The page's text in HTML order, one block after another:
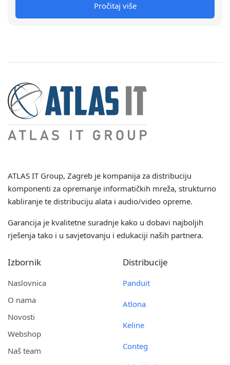
Pročitaj više
ATLAS IT Group, Zagreb je kompanija za distribuciju
komponenti za opremanje informatičkih mreža, strukturno
kabliranje te distribuciju alata i audio/video opreme.
Garancija je kvalitetne suradnje kako u dobavi najboljih
rješenja tako i u savjetovanju i edukaciji naših partnera.
Izbornik
Naslovnica
O nama
Novosti
Webshop
Naš team
Distribucije
Panduit
Atlona
Keline
Conteg